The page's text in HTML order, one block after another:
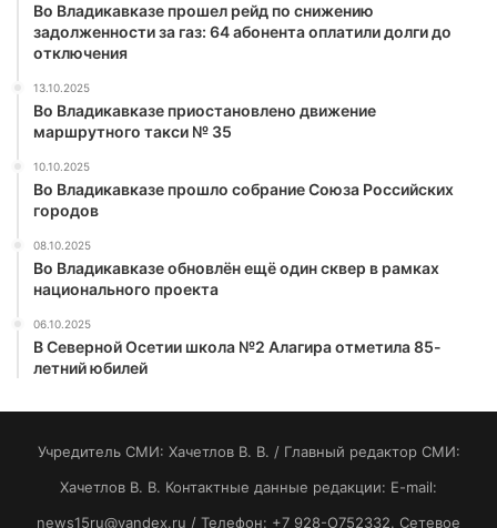
Во Владикавказе прошел рейд по снижению
задолженности за газ: 64 абонента оплатили долги до
отключения
13.10.2025
Во Владикавказе приостановлено движение
маршрутного такси № 35
10.10.2025
Во Владикавказе прошло собрание Союза Российских
городов
08.10.2025
Во Владикавказе обновлён ещё один сквер в рамках
национального проекта
06.10.2025
В Северной Осетии школа №2 Алагира отметила 85-
летний юбилей
Учредитель СМИ: Хaчeтлoв B. B. / Главный редактор СМИ:
Хaчeтлoв B. B. Контактные данные редакции: E-mail:
news15ru@yandex.ru / Телефон: +7 928-O752332. Сетевое